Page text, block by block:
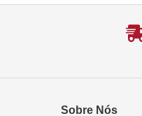
Sobre Nós